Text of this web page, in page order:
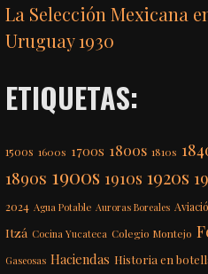
La Selección Mexicana
Uruguay 1930
ETIQUETAS:
1500s 1600s 1700s 1800s 1810s
1890s 1900s 1910s 1920s
2024 Agua Potable Auroras Boreales
Itzá Cocina Yucateca Colegio Montejo
Gaseosas Haciendas Historia en